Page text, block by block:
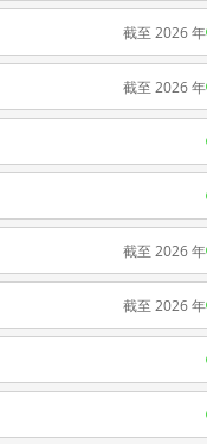
截至 2026 年
截至 2026 年
截至 2026 年
截至 2026 年